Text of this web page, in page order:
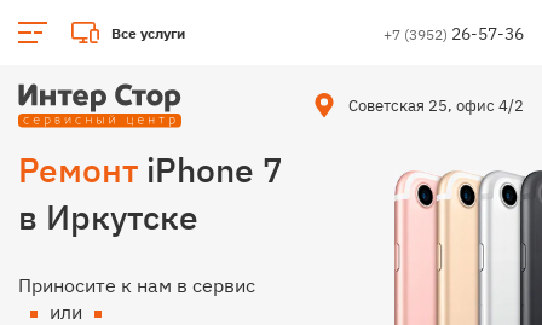
Все услуги +7 (3952) 26-57-36
Советская 25, офис 4/2
Ремонт iPhone 7
в Иркутске
Приносите к нам в сервис
или